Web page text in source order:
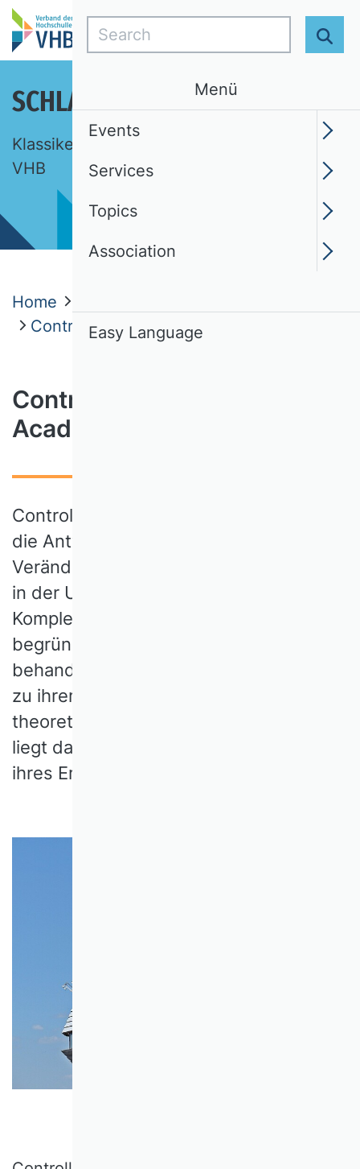
SCHLAGLICHTER DER BWL
Klassiker, Ideen, Begriffe. Eine Auswahl des
VHB
Home
Controlling – Praxis treibt Academia
Controlling – Praxis treibt
Academia
Controlling als akademische Disziplin ist
die Antwort auf eine grundlegende
Veränderung der finanziellen Steuerung
in der Unternehmenspraxis. Die
Komplexität dieser Steuerungsaufgabe
begründet die Vielfältigkeit der von ihr
behandelten Problemstellungen und der
zu ihrer Lösung eingenommenen
theoretischen Perspektiven. Letztlich
liegt darin auch eine wesentliche Quelle
ihres Erfolgs.
Search
Menü
Events
Services
Topics
Association
Easy Language